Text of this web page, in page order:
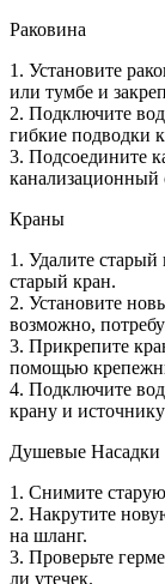
Раковина
1. Установите
или тумбе и
2. Подключите
гибкие подводки
3. Подсоедините
канализационный
Краны
1. Удалите
старый кран.
2. Установите
возможно,
3. Прикрепите
помощью
4. Подключите
крану и
Душевые Насадки
1. Снимите
2. Накрутите
на шланг.
3. Проверьте
ли утечек.